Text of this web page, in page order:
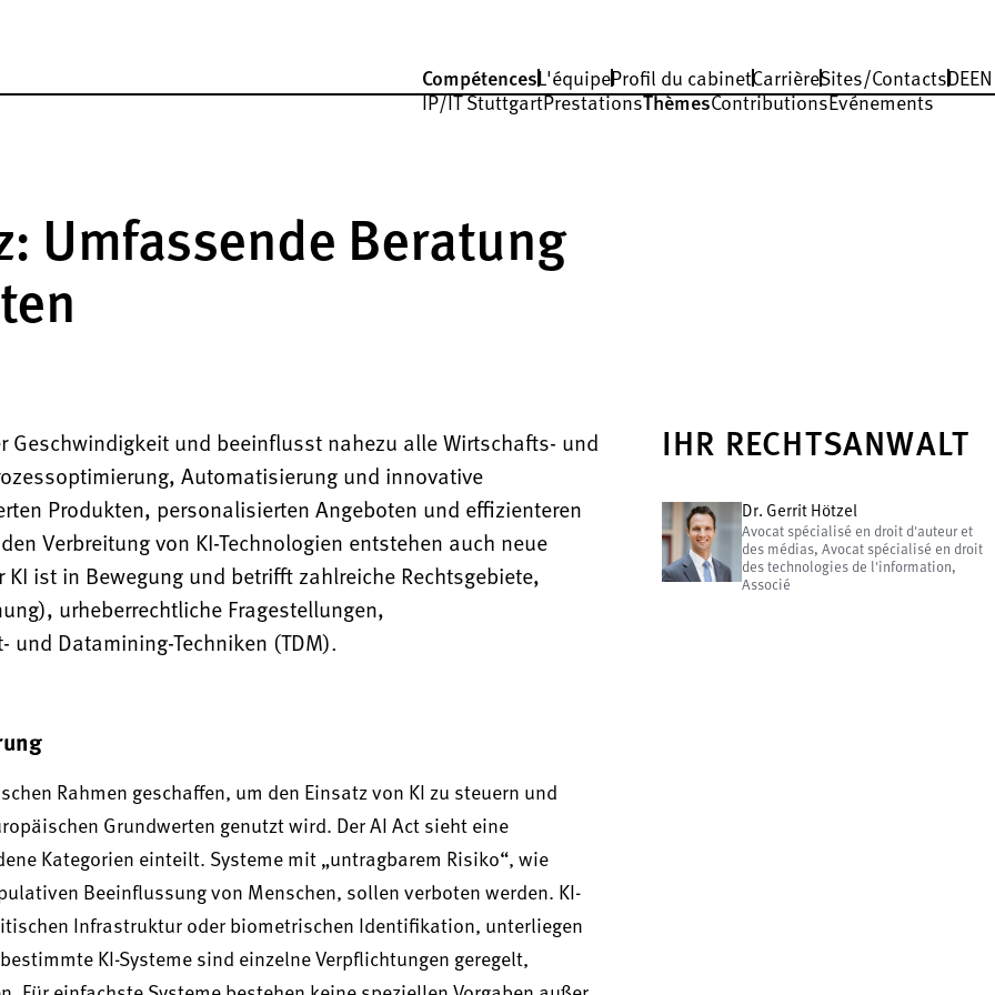
CompétencesL'équipeProfil du cabinetCarrièreSites/ContactsDEEN
IP/IT StuttgartPrestationsThèmesContributionsÉvénements
Umfassende Beratung
und beeinflusst nahezu alle Wirtschafts- und
Automatisierung und innovative
Produkten, personalisierten Angeboten und effizienteren
Verbreitung von KI-Technologien entstehen auch neue
ist in Bewegung und betrifft zahlreiche Rechtsgebiete,
urheberrechtliche Fragestellungen,
und Datamining-Techniken (TDM).
Rahmen geschaffen, um den Einsatz von KI zu steuern und
Grundwerten genutzt wird. Der AI Act sieht eine
Kategorien einteilt. Systeme mit „untragbarem Risiko“, wie
Beeinflussung von Menschen, sollen verboten werden. KI-
Infrastruktur oder biometrischen Identifikation, unterliegen
KI-Systeme sind einzelne Verpflichtungen geregelt,
IHR RECHTSANWALT
Dr. Gerrit Hötzel
Avocat spécialisé en droit d'auteur et
des médias, Avocat spécialisé en droit
des technologies de l'information,
Associé